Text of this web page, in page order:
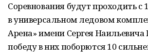
Соревнования будут проходить с
в универсальном ледовом
Арена» имени Сергея Наильевича
победу в них поборются 10